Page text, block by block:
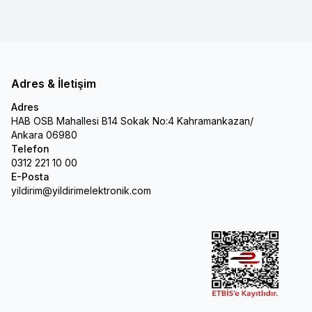
Adres & İletişim
Adres
HAB OSB Mahallesi B14 Sokak No:4 Kahramankazan/
Ankara 06980
Telefon
0312 221 10 00
E-Posta
yildirim@yildirimelektronik.com